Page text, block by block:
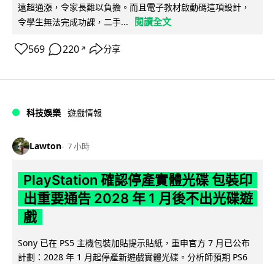
遠超通漲，令家長難以負擔。而且電子教材啟動碼這項設計，
令學生無法完成功課，二手...
閱讀全文
569 220 ↗ 分享
科技娛樂 遊戲情報
Lawton 7 小時
PlayStation 確認停產實體光碟 包裝印
出重要通告 2028 年 1 月後不出光碟遊
戲
Sony 已在 PS5 主機包裝加貼提示貼紙，重申官方 7 月已公布
計劃：2028 年 1 月起停產新遊戲實體光碟。分析師預期 PS6